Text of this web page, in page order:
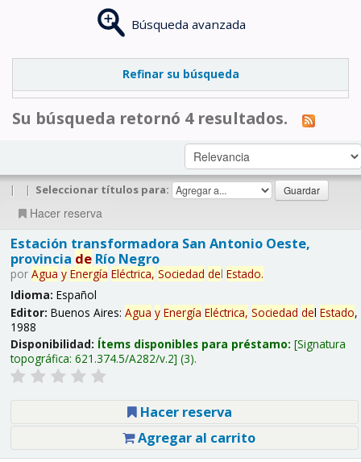
Búsqueda avanzada
Refinar su búsqueda
Su búsqueda retornó 4 resultados.
| | Seleccionar títulos para:
Hacer reserva
Estación transformadora San Antonio Oeste,
provincia deRío Negro
por Agua y Energía Eléctrica, Sociedad del Estado.
Idioma: Español
Editor: Buenos Aires: Agua y Energía Eléctrica, Sociedad del Estado,
1988
Disponibilidad: Ítems disponibles para préstamo: Signatura
topográfica: 621.374.5/A282/v.2 (3).
Hacer reserva
Agregar al carrito